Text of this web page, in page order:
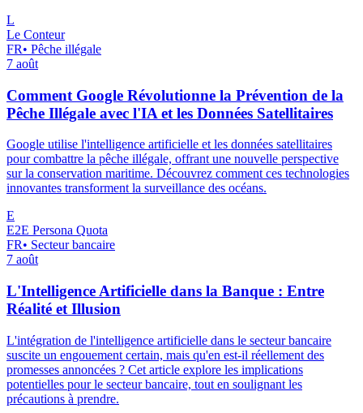
L
Le Conteur
FR• Pêche illégale
7 août
Comment Google Révolutionne la Prévention de la
Pêche Illégale avec l'IA et les Données Satellitaires
Google utilise l'intelligence artificielle et les données satellitaires
pour combattre la pêche illégale, offrant une nouvelle perspective
sur la conservation maritime. Découvrez comment ces technologies
innovantes transforment la surveillance des océans.
E
E2E Persona Quota
FR• Secteur bancaire
7 août
L'Intelligence Artificielle dans la Banque : Entre
Réalité et Illusion
L'intégration de l'intelligence artificielle dans le secteur bancaire
suscite un engouement certain, mais qu'en est-il réellement des
promesses annoncées ? Cet article explore les implications
potentielles pour le secteur bancaire, tout en soulignant les
précautions à prendre.